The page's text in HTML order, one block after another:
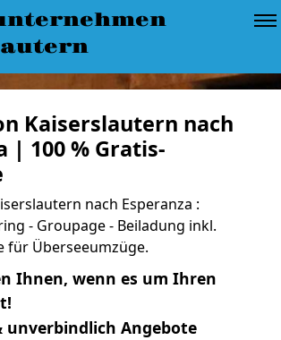
Kaiserslautern nach
| 100 % Gratis-
nach Esperanza :
- Groupage - Beiladung inkl.
für Überseeumzüge.
Ihnen, wenn es um Ihren
unverbindlich Angebote